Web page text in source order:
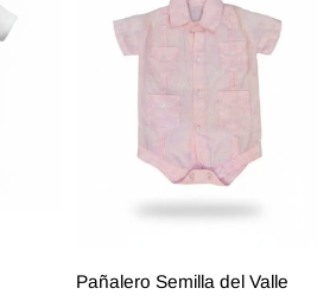
Pañalero Semilla del Valle